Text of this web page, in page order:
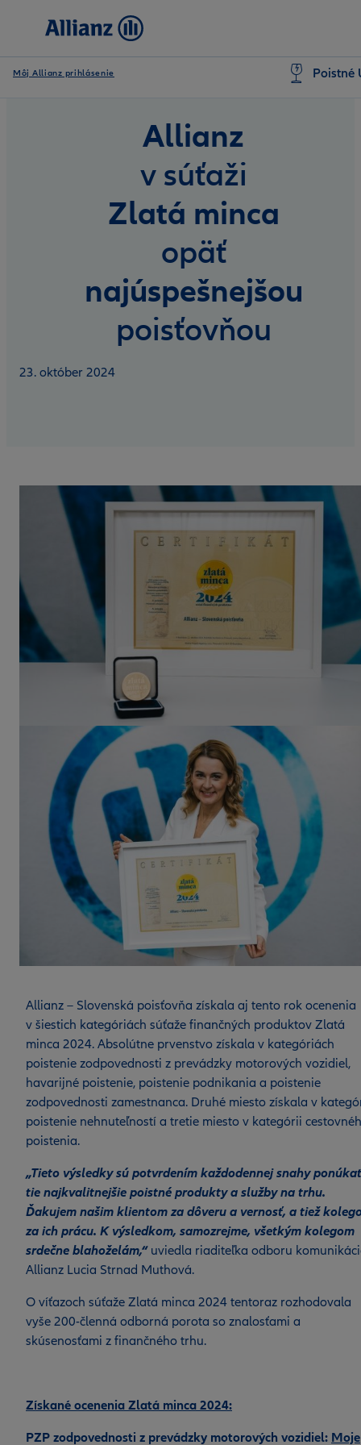
Môj Allianz prihlásenie Poistné
Allianz
v súťaži
Zlatá minca
opäť
najúspešnejšou
poisťovňou
23. október 2024
Allianz – Slovenská poisťovňa získala aj tento rok ocenenia
v šiestich kategóriách súťaže finančných produktov Zlatá
minca 2024. Absolútne prvenstvo získala v kategóriách
poistenie zodpovednosti z prevádzky motorových vozidiel,
havarijné poistenie, poistenie podnikania a poistenie
zodpovednosti zamestnanca. Druhé miesto získala v
poistenie nehnuteľností a tretie miesto v kategórii
poistenia.
„Tieto výsledky sú potvrdením každodennej snahy ponúkať
tie najkvalitnejšie poistné produkty a služby na trhu.
Ďakujem našim klientom za dôveru a vernosť, a tiež
za ich prácu. K výsledkom, samozrejme, všetkým kolegom
srdečne blahoželám,“ uviedla riaditeľka odboru
Allianz Lucia Strnad Muthová.
O víťazoch súťaže Zlatá minca 2024 tentoraz rozhodovala
vyše 200-členná odborná porota so znalosťami a
skúsenosťami z finančného trhu.
Získané ocenenia Zlatá minca 2024:
PZP zodpovednosti z prevádzky motorových vozidiel: Moje